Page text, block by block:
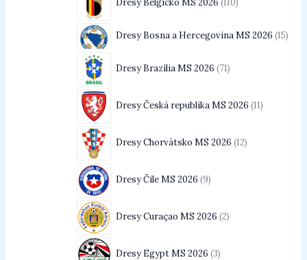
Dresy Belgicko MS 2026 110
Dresy Bosna a Hercegovina MS 2026 15
Dresy Brazília MS 2026 71
Dresy Česká republika MS 2026 11
Dresy Chorvátsko MS 2026 12
Dresy Čile MS 2026 9
Dresy Curaçao MS 2026 2
Dresy Egypt MS 2026 3